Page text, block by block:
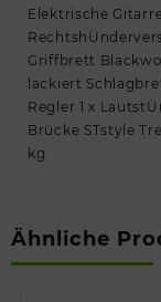
Elektrische
Griffbrett
lackiert
Regler 1 x
Brücke STstyle
kg
Ähnliche